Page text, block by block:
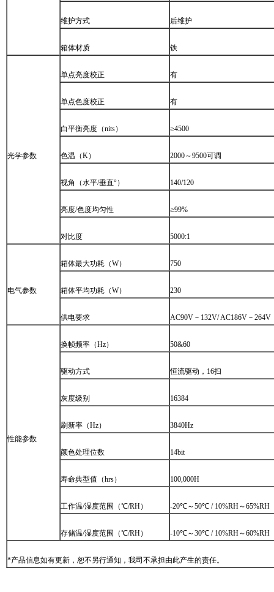
维护方式 后维护
箱体材质 铁
光学参数
单点亮度校正 有
单点色度校正 有
白平衡亮度（nits） ≥4500
色温（K） 2000～9500可调
视角（水平/垂直°） 140/120
亮度/色度均匀性 ≥99%
对比度 5000:1
电气参数
箱体最大功耗（W） 750
箱体平均功耗（W） 230
供电要求 AC90V － 132V/ AC186V － 264V
性能参数
换帧频率（Hz） 50&60
驱动方式 恒流驱动， 16扫
灰度级别 16384
刷新率（Hz） 3840Hz
颜色处理位数 14bit
寿命典型值（hrs） 100,000H
工作温/湿度范围（℃/RH） -20℃～50℃ / 10%RH～65%RH
存储温/湿度范围（℃/RH） -10℃～30℃ / 10%RH～60%RH
*产品信息如有更新，恕不另行通知，我司不承担由此产生的责任。